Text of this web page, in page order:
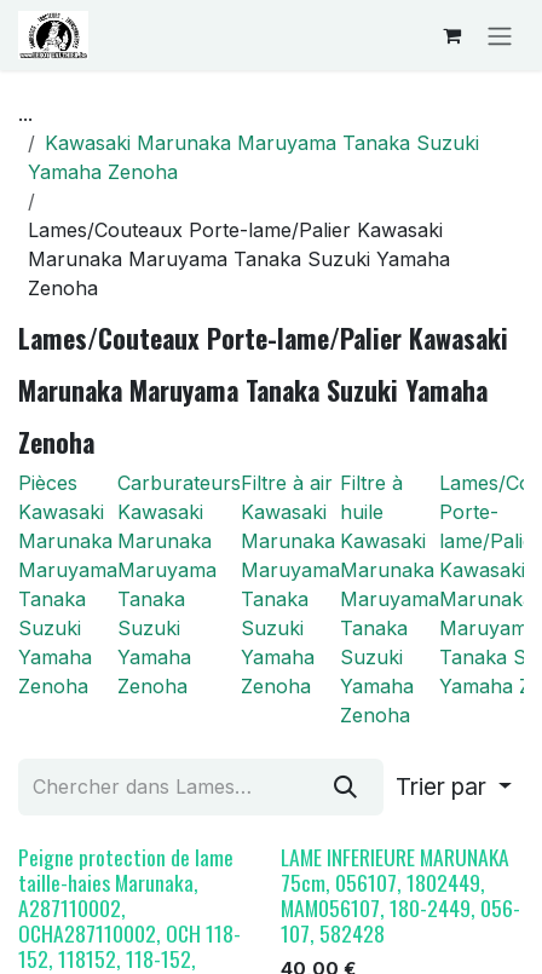
Se rendre au contenu
...
Kawasaki Marunaka Maruyama Tanaka Suzuki
Yamaha Zenoha
Lames/Couteaux Porte-lame/Palier Kawasaki
Marunaka Maruyama Tanaka Suzuki Yamaha
Zenoha
Lames/Couteaux Porte-lame/Palier Kawasaki
Marunaka Maruyama Tanaka Suzuki Yamaha
Zenoha
Pièces
Kawasaki
Marunaka
Maruyama
Tanaka
Suzuki
Yamaha
Zenoha
Carburateurs
Kawasaki
Marunaka
Maruyama
Tanaka
Suzuki
Yamaha
Zenoha
Filtre à air
Kawasaki
Marunaka
Maruyama
Tanaka
Suzuki
Yamaha
Zenoha
Filtre à
huile
Kawasaki
Marunaka
Maruyama
Tanaka
Suzuki
Yamaha
Zenoha
Lames/
Porte-
lame/Palier
Kawasaki
Marunaka
Maruyama
Tanaka
Yamaha
Trier par
Peigne protection de lame
taille-haies Marunaka,
A287110002,
OCHA287110002, OCH 118-
152, 118152, 118-152,
LAME INFERIEURE MARUNAKA
75cm, 056107, 1802449,
MAM056107, 180-2449, 056-
107, 582428
40,00 €